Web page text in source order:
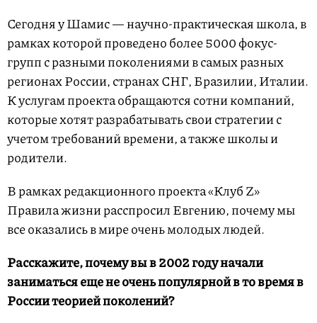
Сегодня у Шамис — научно-практическая школа, в
рамках которой проведено более 5000 фокус-
групп с разными поколениями в самых разных
регионах России, странах СНГ, Бразилии, Италии.
К услугам проекта обращаются сотни компаний,
которые хотят разрабатывать свои стратегии с
учетом требований времени, а также школы и
родители.
В рамках редакционного проекта «Клуб Z»
Правила жизни расспросил Евгению, почему мы
все оказались в мире очень молодых людей.
Расскажите, почему вы в 2002 году начали
заниматься еще не очень популярной в то время в
России теорией поколений?